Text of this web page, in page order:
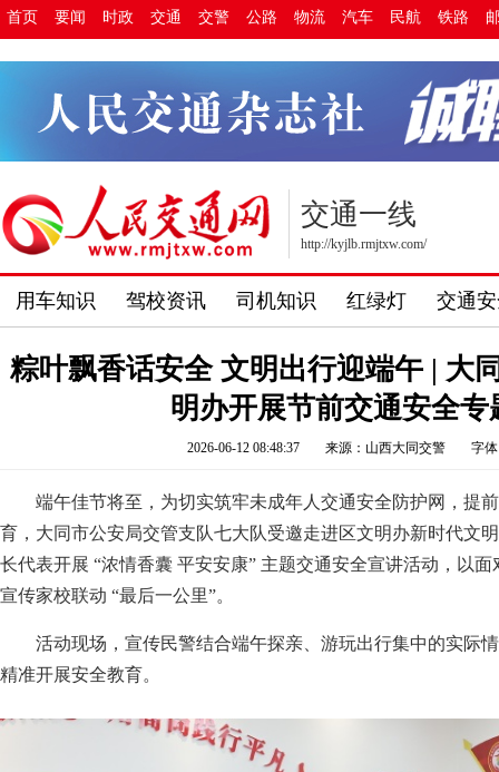
首页 要闻 时政 交通 交警 公路 物流 汽车 民航 铁路
交通一线
http://kyjlb.rmjtxw.com/
用车知识 驾校资讯 司机知识 红绿灯 交通
粽叶飘香话安全 文明出行迎端午 | 大
明办开展节前交通安全专
2026-06-12 08:48:37 来源：山西大同交警 字
端午佳节将至，为切实筑牢未成年人交通安全防护网，提
育，大同市公安局交管支队七大队受邀走进区文明办新时代文
长代表开展 “浓情香囊 平安安康” 主题交通安全宣讲活动，以
宣传家校联动 “最后一公里”。
活动现场，宣传民警结合端午探亲、游玩出行集中的实际
精准开展安全教育。